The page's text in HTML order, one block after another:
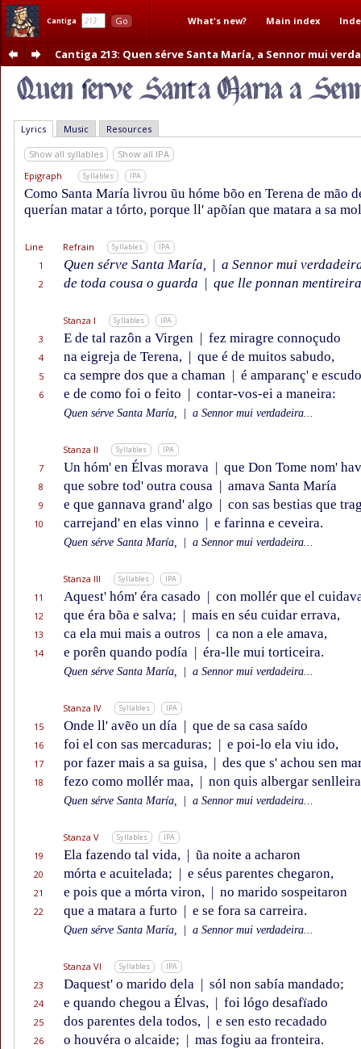
Cantiga Go What's new? Main index
Cantiga 213: Quen sérve Santa María, a Sennor mui
Lyrics Music Resources
Show all syllables
Show all IPA
Epigraph
Syllables IPA
Como Santa María livrou ũu hóme bõo en Terena de mão
querían matar a tórto, porque ll' apõían que matara a sa
Line Refrain Syllables IPA
1 Quen sérve Santa María, | a Sennor mui
2 de toda cousa o guarda | que lle ponnan
Stanza I Syllables IPA
3 E de tal razôn a Virgen | fez miragre connoçudo
4 na eigreja de Terena, | que é de muitos sabudo,
5 ca sempre dos que a chaman | é amparanç' e
6 e de como foi o feito | contar-vos-ei a maneira:
Quen sérve Santa María, a Sennor mui verdadeira...
Stanza II Syllables IPA
7 Un hóm' en Élvas morava | que Don Tome nom'
8 que sobre tod' outra cousa | amava Santa María
9 e que gannava grand' algo | con sas bestias que
10 carrejand' en elas vinno | e farinna e ceveira.
Quen sérve Santa María, a Sennor mui verdadeira...
Stanza III Syllables IPA
11 Aquest' hóm' éra casado | con mollér que el
12 que éra bõa e salva; | mais en séu cuidar errava,
13 ca ela mui mais a outros | ca non a ele amava,
14 e porên quando podía | éra-lle mui torticeira.
Quen sérve Santa María, a Sennor mui verdadeira...
Stanza IV Syllables IPA
15 Onde ll' avẽo un día | que de sa casa saído
16 foi el con sas mercaduras; | e poi-lo ela viu ido,
17 por fazer mais a sa guisa, | des que s' achou sen
18 fezo como mollér maa, | non quis albergar
Quen sérve Santa María, a Sennor mui verdadeira...
Stanza V Syllables IPA
19 Ela fazendo tal vida, | ũa noite a acharon
20 mórta e acuitelada; | e séus parentes chegaron,
21 e pois que a mórta viron, | no marido sospeitaron
22 que a matara a furto | e se fora sa carreira.
Quen sérve Santa María, a Sennor mui verdadeira...
Stanza VI Syllables IPA
23 Daquest' o marido dela | sól non sabía mandado;
24 e quando chegou a Élvas, | foi lógo desafïado
25 dos parentes dela todos, | e sen esto recadado
26 o houvéra o alcaide; | mas fogiu aa fronteira.